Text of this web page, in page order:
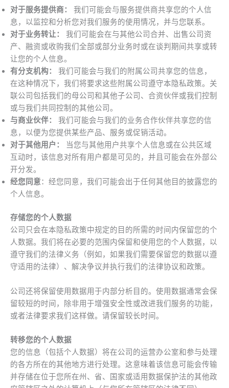
对于服务提供商：
我们可能会与服务提供商共享您的个人信
息，以监控和分析您对我们服务的使用情况，并与您联系。
对于业务转让：
我们可能会在与其他公司合并、出售公司资
产、融资或收购我们全部或部分业务时或在谈判期间共享或转
让您的个人信息。
有分支机构：
我们可能会与我们的附属公司共享您的信息，
在这种情况下，我们将要求这些附属公司遵守本隐私政策。关
联公司包括我们的母公司和其他子公司、合资伙伴或我们控制
或与我们共同控制的其他公司。
与商业伙伴：
我们可能会与我们的业务合作伙伴共享您的信
息，以便为您提供某些产品、服务或促销活动。
对于其他用户：
当您与其他用户共享个人信息或在公共区域
互动时，该信息对所有用户都是可见的，并且可能会在外部公
开分发。
经您同意：经您同意，我们可能会出于任何其他目的披露您的
个人信息。
存储您的个人数据
公司只会在本隐私政策中规定的目的所需的时间内保留您的个
人数据。我们将在必要的范围内保留和使用您的个人数据，以
遵守我们的法律义务（例如，如果我们需要保留您的数据以遵
守适用的法律）、解决争议并执行我们的法律协议和政策。
公司还将保留使用数据用于内部分析目的。使用数据通常会保
留较短的时间，除非用于增强安全性或改进我们服务的功能，
或者法律要求我们这样做。请保留较长时间。
转移您的个人数据
您的信息（包括个人数据）将在公司的运营办公室和参与处理
的各方所在的其他地方进行处理。这意味着该信息可能会传输
并存储在位于您所在州、省、国家或适用数据保护法的其他政